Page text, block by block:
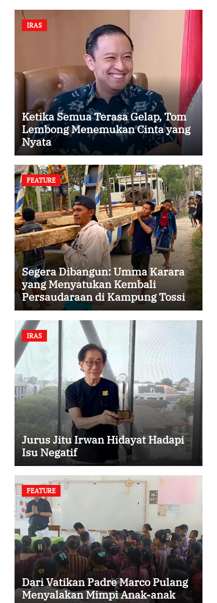
IRAS
Ketika Semua Terasa Gelap, Tom
Lembong Menemukan Cinta yang
Nyata
FEATURE
Segera Dibangun: Umma Karara
yang Menyatukan Kembali
Persaudaraan di Kampung Tossi
IRAS
Jurus Jitu Irwan Hidayat Hadapi
Isu Negatif
FEATURE
Dari Vatikan Padre Marco Pulang
Menyalakan Mimpi Anak-anak